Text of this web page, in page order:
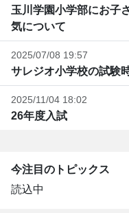
玉川学園小学部にお子
気について
2025/07/08 19:57
サレジオ小学校の試験
2025/11/04 18:02
26年度入試
今注目のトピックス
読込中